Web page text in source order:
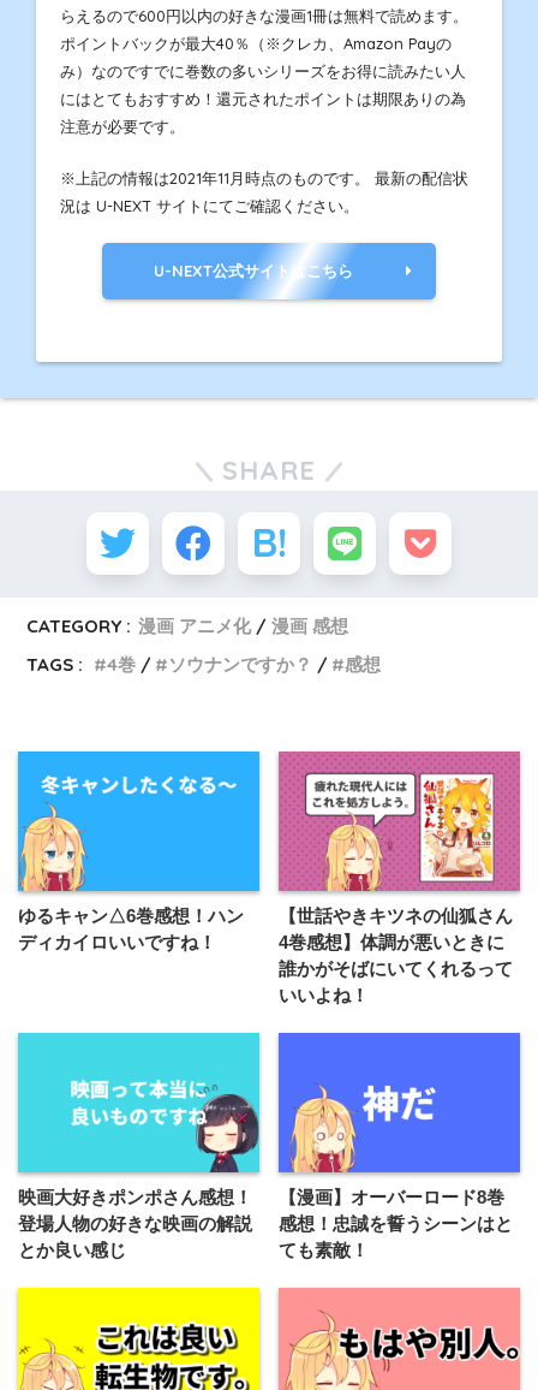
らえるので600円以内の好きな漫画1冊は無料で読めます。
ポイントバックが最大40％（※クレカ、Amazon Payの
み）なのですでに巻数の多いシリーズをお得に読みたい人
にはとてもおすすめ！還元されたポイントは期限ありの為
注意が必要です。
※上記の情報は2021年11月時点のものです。 最新の配信状
況は U-NEXT サイトにてご確認ください。
U-NEXT公式サイトはこちら
SHARE
CATEGORY : 漫画 アニメ化
漫画 感想
TAGS :
4巻 ソウナンですか？ 感想
ゆるキャン△6巻感想！ハン
ディカイロいいですね！
【世話やきキツネの仙狐さん
4巻感想】体調が悪いときに
誰かがそばにいてくれるって
いいよね！
映画大好きポンポさん感想！
登場人物の好きな映画の解説
とか良い感じ
【漫画】オーバーロード8巻
感想！忠誠を誓うシーンはと
ても素敵！